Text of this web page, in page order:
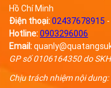
Hồ Chí Minh
Điện thoại:02437678915 -
Hotline:0903296006
Email:
GP số 0106164350 do
Chịu trách nhiệm nội dung: